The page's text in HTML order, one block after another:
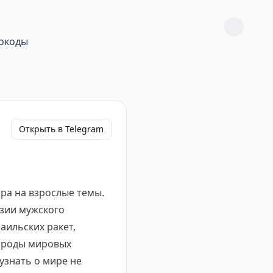
Открыть в Telegram
на взрослые темы.
мужского
ракет,
мировых
о мире не